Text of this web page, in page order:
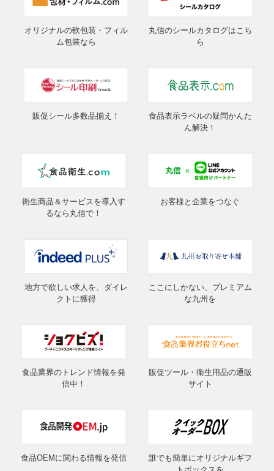
オリジナルの軟包装・フィル
ム包装なら
丸信のシールカタログはこち
ら
販促シール多数品揃え！
食品表示ラベルの疑問かんた
ん解決！
衛生商品＆サービスを導入す
るなら丸信で！
お客様と企業をつなぐ
地方で欲しい求人を、ダイレ
クトに獲得
ここにしかない、プレミアム
な九州を
食品業界のトレンド情報を発
信中！
販促ツール・衛生用品の通販
サイト
食品OEMに関わる情報を発信
誰でも簡単にオリジナルギフ